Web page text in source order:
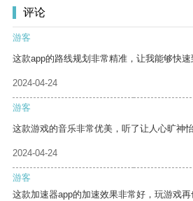
评论
游客
这款app的路线规划非常精准，让我能够快速
2024-04-24
游客
这款游戏的音乐非常优美，听了让人心旷神怡
2024-04-24
游客
这款加速器app的加速效果非常好，玩游戏